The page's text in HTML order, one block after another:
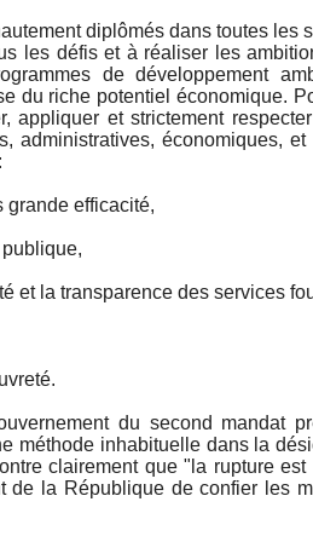
diplômés dans toutes les
les défis et à réaliser les
de développement
du riche potentiel économique.
appliquer et strictement
administratives, économiques,
efficacité,
la transparence des services
du second mandat
méthode inhabituelle dans la
clairement que "la rupture
de la République de confier les